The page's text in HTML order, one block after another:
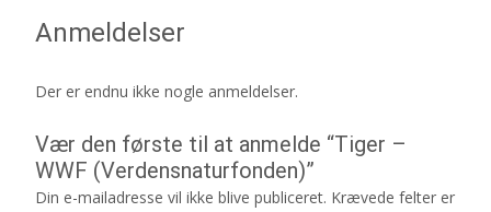
Anmeldelser
Der er endnu ikke nogle anmeldelser.
Vær den første til at anmelde “Tiger –
WWF (Verdensnaturfonden)”
Din e-mailadresse vil ikke blive publiceret. Krævede felter er